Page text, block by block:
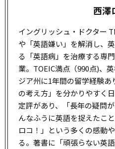
西澤
イングリッシュ・ドクター
や「英語嫌い」を解消し、
る「英語病」を治療する専
業。TOEIC満点（990点)、
ジア州に1年間の留学経験
の考え方」を分かりやすく
定評があり、「長年の疑問
んなふうに英語を捉えたこ
ロコ！」という多くの感動
る。著書に「頑張らない英